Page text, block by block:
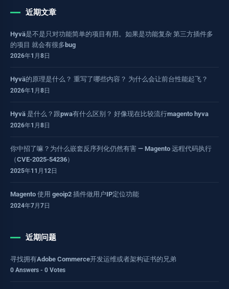
近期文章
Hyvä是不是只对功能简单的项目有用。如果是功能复杂 第三方插件多
的项目 就会有很多bug
2026年1月8日
Hyvä的原理是什么？ 重写了哪些内容？ 为什么会让前台性能起飞？
2026年1月8日
Hyvä 是什么？跟pwa有什么区别？ 好像现在比较流行magento hyva
2026年1月8日
你中招了嘛？为什么嵌套反序列化仍然有害 — Magento 远程代码执行
（CVE-2025-54236）
2025年11月12日
Magento 使用 geoip2 插件做用户IP定位功能
2024年7月7日
近期问题
寻找拥有Adobe Commerce开发运维或者架构证书的兄弟
0 Answers - 0 Votes